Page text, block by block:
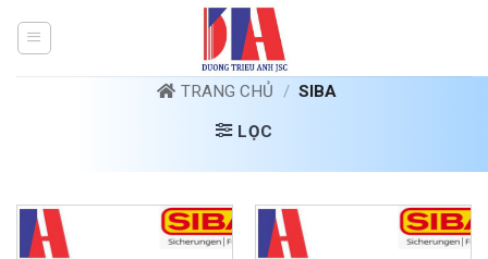
TRANG CHỦ / SIBA
LỌC